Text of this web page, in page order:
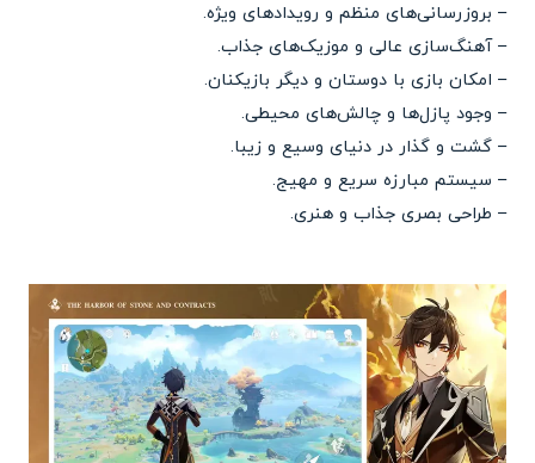
– بروزرسانی‌های منظم و رویدادهای ویژه.
– آهنگ‌سازی عالی و موزیک‌های جذاب.
– امکان بازی با دوستان و دیگر بازیکنان.
– وجود پازل‌ها و چالش‌های محیطی.
– گشت و گذار در دنیای وسیع و زیبا.
– سیستم مبارزه سریع و مهیج.
– طراحی بصری جذاب و هنری.